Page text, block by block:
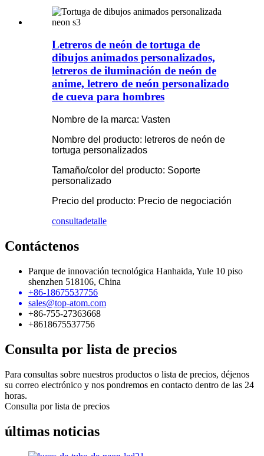
Letreros de neón de tortuga de
dibujos animados personalizados,
letreros de iluminación de neón de
anime, letrero de neón personalizado
de cueva para hombres
Nombre de la marca: Vasten
Nombre del producto: letreros de neón de
tortuga personalizados
Tamaño/color del producto: Soporte
personalizado
Precio del producto: Precio de negociación
consultadetalle
Contáctenos
Parque de innovación tecnológica Hanhaida, Yule 10 piso
shenzhen 518106, China
+86-18675537756
sales@top-atom.com
+86-755-27363668
+8618675537756
Consulta por lista de precios
Para consultas sobre nuestros productos o lista de precios, déjenos
su correo electrónico y nos pondremos en contacto dentro de las 24
horas.
Consulta por lista de precios
últimas noticias